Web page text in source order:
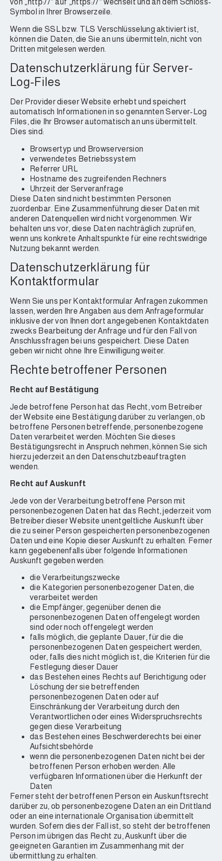
von „http://“ auf „https://“ wechselt und an dem Schloss-
Symbol in Ihrer Browserzeile.
Wenn die SSL bzw. TLS Verschlüsselung aktiviert ist,
können die Daten, die Sie an uns übermitteln, nicht von
Dritten mitgelesen werden.
Datenschutzerklärung für Server-
Log-Files
Der Provider dieser Website erhebt und speichert
automatisch Informationen in so genannten Server-Log
Files, die Ihr Browser automatisch an uns übermittelt.
Dies sind:
Browsertyp und Browserversion
verwendetes Betriebssystem
Referrer URL
Hostname des zugreifenden Rechners
Uhrzeit der Serveranfrage
Diese Daten sind nicht bestimmten Personen
zuordenbar. Eine Zusammenführung dieser Daten mit
anderen Datenquellen wird nicht vorgenommen. Wir
behalten uns vor, diese Daten nachträglich zuprüfen,
wenn uns konkrete Anhaltspunkte für eine rechtswidrige
Nutzung bekannt werden.
Datenschutzerklärung für
Kontaktformular
Wenn Sie uns per Kontaktformular Anfragen zukommen
lassen, werden Ihre Angaben aus dem Anfrageformular
inklusive der von Ihnen dort angegebenen Kontaktdaten
zwecks Bearbeitung der Anfrage und für den Fall von
Anschlussfragen bei uns gespeichert. Diese Daten
geben wir nicht ohne Ihre Einwilligung weiter.
Rechte betroffener Personen
Recht auf Bestätigung
Jede betroffene Person hat das Recht, vom Betreiber
der Website eine Bestätigung darüber zu verlangen, ob
betroffene Personen betreffende, personenbezogene
Daten verarbeitet werden. Möchten Sie dieses
Bestätigungsrecht in Anspruch nehmen, können Sie sich
hierzu jederzeit an den Datenschutzbeauftragten
wenden.
Recht auf Auskunft
Jede von der Verarbeitung betroffene Person mit
personenbezogenen Daten hat das Recht, jederzeit vom
Betreiber dieser Website unentgeltliche Auskunft über
die zu seiner Person gespeicherten personenbezogenen
Daten und eine Kopie dieser Auskunft zu erhalten. Ferner
kann gegebenenfalls über folgende Informationen
Auskunft gegeben werden:
die Verarbeitungszwecke
die Kategorien personenbezogener Daten, die
verarbeitet werden
die Empfänger, gegenüber denen die
personenbezogenen Daten offengelegt worden
sind oder noch offengelegt werden
falls möglich, die geplante Dauer, für die die
personenbezogenen Daten gespeichert werden,
oder, falls dies nicht möglich ist, die Kriterien für die
Festlegung dieser Dauer
das Bestehen eines Rechts auf Berichtigung oder
Löschung der sie betreffenden
personenbezogenen Daten oder auf
Einschränkung der Verarbeitung durch den
Verantwortlichen oder eines Widerspruchsrechts
gegen diese Verarbeitung
das Bestehen eines Beschwerderechts bei einer
Aufsichtsbehörde
wenn die personenbezogenen Daten nicht bei der
betroffenen Person erhoben werden: Alle
verfügbaren Informationen über die Herkunft der
Daten
Ferner steht der betroffenen Person ein Auskunftsrecht
darüber zu, ob personenbezogene Daten an ein Drittland
oder an eine internationale Organisation übermittelt
wurden. Sofern dies der Fall ist, so steht der betroffenen
Person im übrigen das Recht zu, Auskunft über die
geeigneten Garantien im Zusammenhang mit der
übermittlung zu erhalten.